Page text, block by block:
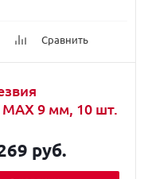
Сравнить
9 мм, 10 шт.
руб.